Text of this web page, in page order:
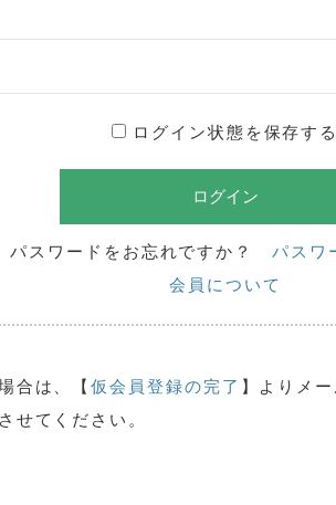
ログイン状態を保存する
パスワードをお忘れですか？ パスワ
会員について
合は、【仮会員登録の完了 】よりメ
せてください。